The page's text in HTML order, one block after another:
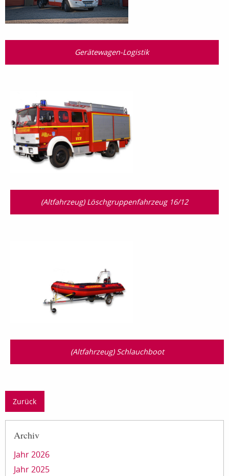
Gerätewagen-Logistik
(Altfahrzeug) Löschgruppenfahrzeug 16/12
(Altfahrzeug) Schlauchboot
Zurück
Archiv
Jahr 2026
Jahr 2025